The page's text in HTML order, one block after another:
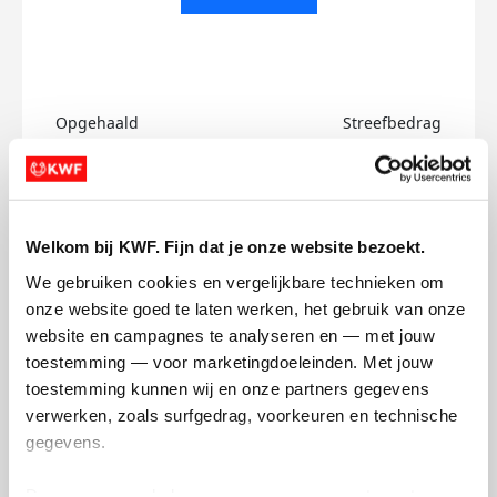
Welkom bij KWF. Fijn dat je onze website bezoekt.
We gebruiken cookies en vergelijkbare technieken om
onze website goed te laten werken, het gebruik van onze
website en campagnes te analyseren en — met jouw
toestemming — voor marketingdoeleinden. Met jouw
toestemming kunnen wij en onze partners gegevens
verwerken, zoals surfgedrag, voorkeuren en technische
gegevens.
Opgehaald
€0
Streefbedrag
€750
Marie's badges